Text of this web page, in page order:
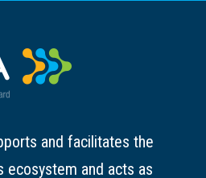
and facilitates the
ecosystem and acts as